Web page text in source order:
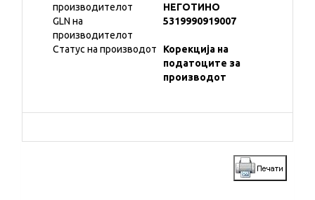
производителот
НЕГОТИНО
GLN на
производителот
5319990919007
Статус на производот
Корекција на
податоците за
производот